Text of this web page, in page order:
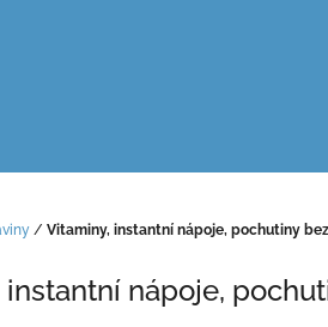
/ Vitaminy, instantní nápoje, pochutiny
instantní nápoje,